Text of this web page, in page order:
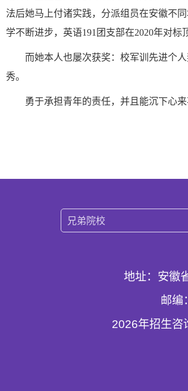
法后她马上付诸实践，分派组员在安徽不
学不断进步， 英语191团支部在2020年对标
而她本人也屡次获奖： 校军训先进个
秀。
勇于承担青年的责任，并且 能沉下心来
兄弟院校
地址：安徽
邮编
2026年招生咨